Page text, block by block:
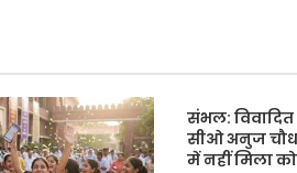
संभल:
सीओ अनुज
में नहीं मिला